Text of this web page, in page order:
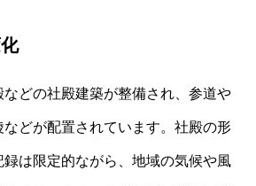
どの社殿建築が整備され、参道や
どが配置されています。社殿の形
は限定的ながら、地域の気候や風